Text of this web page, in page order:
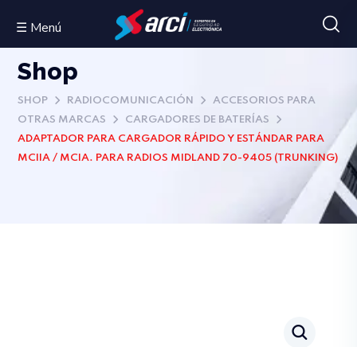
☰ Menú
Shop
SHOP RADIOCOMUNICACIÓN
ACCESORIOS PARA
OTRAS MARCAS
CARGADORES DE BATERÍAS
ADAPTADOR PARA CARGADOR RÁPIDO Y ESTÁNDAR PARA
MCIIA / MCIA. PARA RADIOS MIDLAND 70-9405 (TRUNKING)